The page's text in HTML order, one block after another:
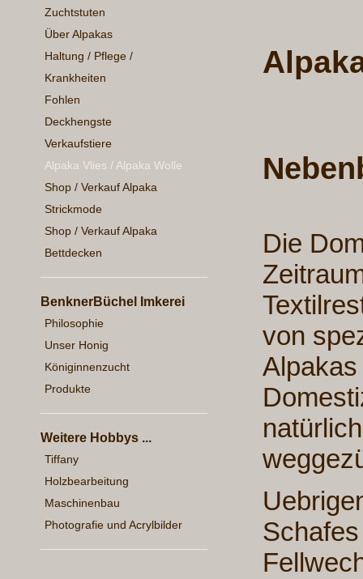
Zuchtstuten
Über Alpakas
Haltung / Pflege /
Krankheiten
Fohlen
Deckhengste
Verkaufstiere
Alpaka Vlies / Alpaka Wolle
Shop / Verkauf Alpaka
Strickmode
Shop / Verkauf Alpaka
Bettdecken
BenknerBüchel Imkerei
Philosophie
Unser Honig
Königinnenzucht
Produkte
Weitere Hobbys ...
Tiffany
Holzbearbeitung
Maschinenbau
Photografie und Acrylbilder
Die
von